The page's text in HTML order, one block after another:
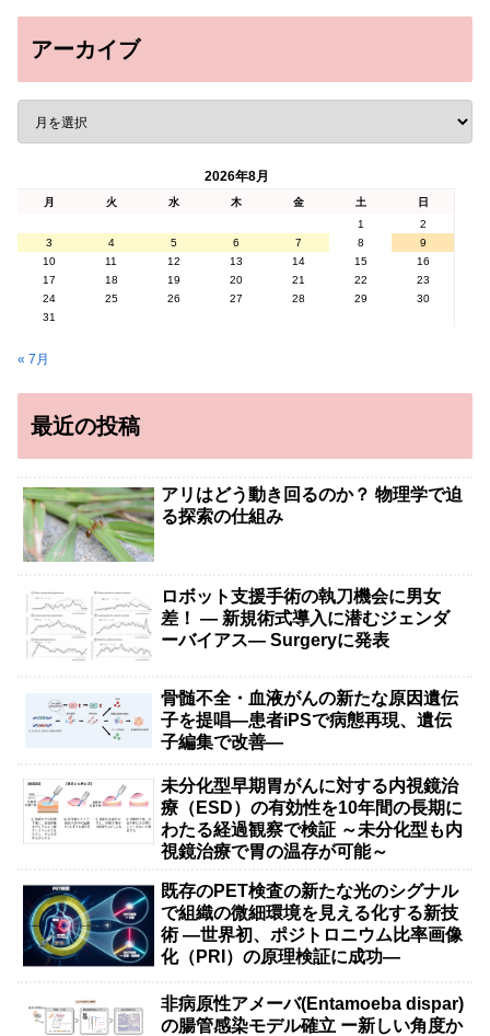
アーカイブ
2026年8月
月 火 水 木 金 土
日
1
2
3
4 5 6 7 8
9
10
11 12 13 14 15
16
17
18 19 20 21 22
23
24
25 26 27 28 29
30
31
« 7月
最近の投稿
アリはどう動き回るのか？ 物理学で迫
る探索の仕組み
ロボット支援手術の執刀機会に男女
差！ — 新規術式導入に潜むジェンダ
ーバイアス— Surgeryに発表
骨髄不全・血液がんの新たな原因遺伝
子を提唱―患者iPSで病態再現、遺伝
子編集で改善―
未分化型早期胃がんに対する内視鏡治
療（ESD）の有効性を10年間の長期に
わたる経過観察で検証 ～未分化型も内
視鏡治療で胃の温存が可能～
既存のPET検査の新たな光のシグナル
で組織の微細環境を見える化する新技
術 ―世界初、ポジトロニウム比率画像
化（PRI）の原理検証に成功―
非病原性アメーバ(Entamoeba dispar)
の腸管感染モデル確立 ー新しい角度か